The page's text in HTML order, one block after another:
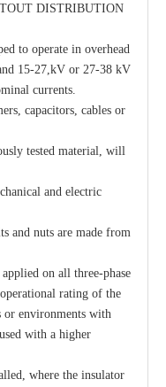
DISTRIBUTION
to operate in overhead
15-27,kV or 27-38 kV
currents.
capacitors, cables or
tested material, will
and electric
and nuts are made from
on all three-phase
rating of the
environments with
with a higher
where the insulator